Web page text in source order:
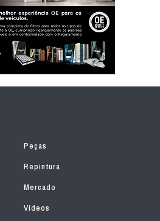
Peças
Repintura
Mercado
Vídeos